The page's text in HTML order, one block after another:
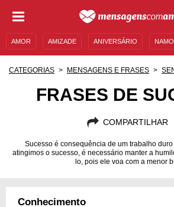
AMOR AMIZADE ANIVERSÁRIO
CATEGORIAS MENSAGENS E FRASES
FRASES DE
COMPARTILHAR
Sucesso é consequência de um trabalho
atingimos o sucesso, é necessário manter a
lo, pois ele voa com a menor
Conhecimento